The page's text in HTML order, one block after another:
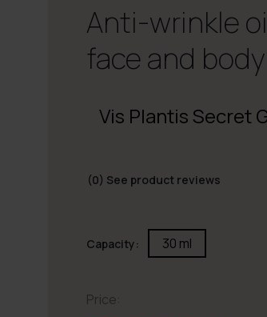
Anti-wrinkle
face and body
Vis Plantis Secret
(0) See product reviews
Capacity: 30 ml
Price: